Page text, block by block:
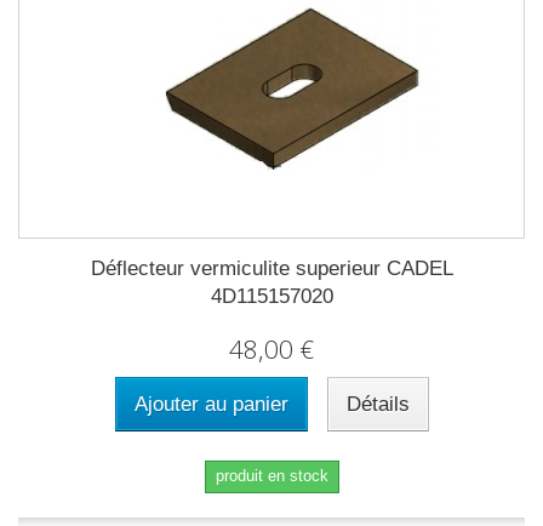
Déflecteur vermiculite superieur CADEL
4D115157020
48,00 €
Ajouter au panier Détails
produit en stock